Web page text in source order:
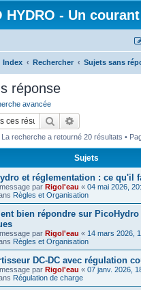
HYDRO - Un
Index Rechercher Sujets sans
réponse
avancée
Rechercher
La recherche a retourné 20 résultats •
Sujets
et réglementation : ce qu'il
par Rigol'eau « 04 mai 2026,
Règles et Organisation
bien répondre sur
par Rigol'eau « 14 mars 2026,
Règles et Organisation
DC‑DC avec régulation
par Rigol'eau « 07 janv. 2026,
Régulation de charge